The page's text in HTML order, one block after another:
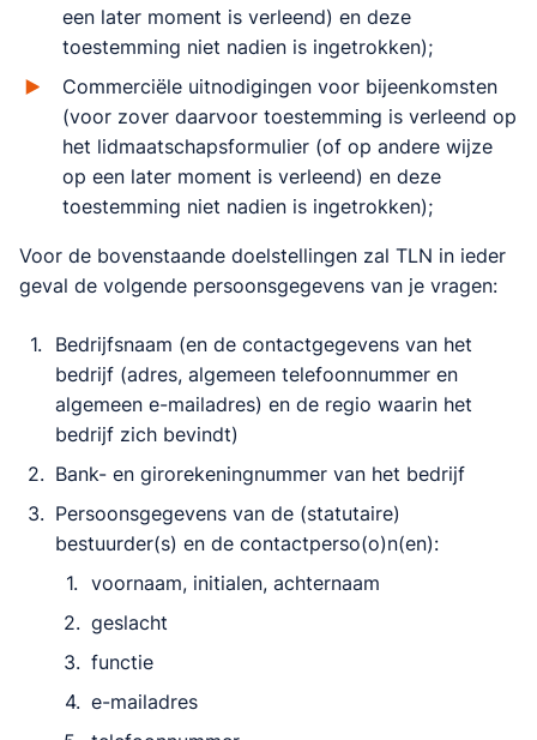
een later moment is verleend) en deze
toestemming niet nadien is ingetrokken);
Commerciële uitnodigingen voor bijeenkomsten
(voor zover daarvoor toestemming is verleend op
het lidmaatschapsformulier (of op andere wijze
op een later moment is verleend) en deze
toestemming niet nadien is ingetrokken);
Voor de bovenstaande doelstellingen zal TLN in ieder
geval de volgende persoonsgegevens van je vragen:
Bedrijfsnaam (en de contactgegevens van het
bedrijf (adres, algemeen telefoonnummer en
algemeen e-mailadres) en de regio waarin het
bedrijf zich bevindt)
Bank- en girorekeningnummer van het bedrijf
Persoonsgegevens van de (statutaire)
bestuurder(s) en de contactperso(o)n(en):
voornaam, initialen, achternaam
geslacht
functie
e-mailadres